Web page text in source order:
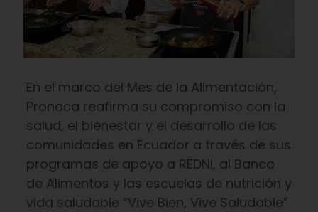
En el marco del Mes de la Alimentación,
Pronaca reafirma su compromiso con la
salud, el bienestar y el desarrollo de las
comunidades en Ecuador a través de sus
programas de apoyo a REDNI, al Banco
de Alimentos y las escuelas de nutrición y
vida saludable “Vive Bien, Vive Saludable”.